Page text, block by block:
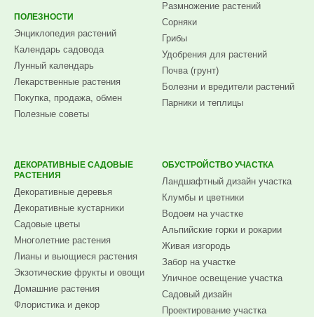
ПОЛЕЗНОСТИ
Энциклопедия растений
Календарь садовода
Лунный календарь
Лекарственные растения
Покупка, продажа, обмен
Полезные советы
Размножение растений
Сорняки
Грибы
Удобрения для растений
Почва (грунт)
Болезни и вредители растений
Парники и теплицы
ДЕКОРАТИВНЫЕ САДОВЫЕ
РАСТЕНИЯ
Декоративные деревья
Декоративные кустарники
Садовые цветы
Многолетние растения
Лианы и вьющиеся растения
Экзотические фрукты и овощи
Домашние растения
Флористика и декор
ОБУСТРОЙСТВО УЧАСТКА
Ландшафтный дизайн участка
Клумбы и цветники
Водоем на участке
Альпийские горки и рокарии
Живая изгородь
Забор на участке
Уличное освещение участка
Садовый дизайн
Проектирование участка